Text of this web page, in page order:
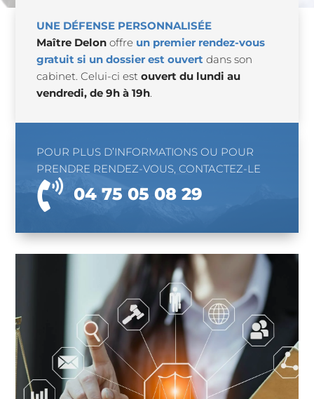
UNE DÉFENSE PERSONNALISÉE
Maître Delon offre un premier rendez-vous
gratuit si un dossier est ouvert dans son
cabinet. Celui-ci estouvert du lundi au
vendredi, de 9h à 19h.
POUR PLUS D’INFORMATIONS OU POUR
PRENDRE RENDEZ-VOUS, CONTACTEZ-LE
 04 75 05 08 29